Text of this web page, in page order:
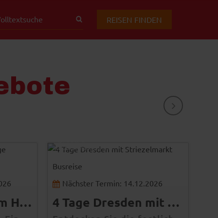
REISEN FINDEN
Tagesfahrt Husum Hafentage
© Dresden Marketing GmbH
Busreise
Nächster Termin: 14.12.2026
4 Tage Dresden mit Striezelmarkt